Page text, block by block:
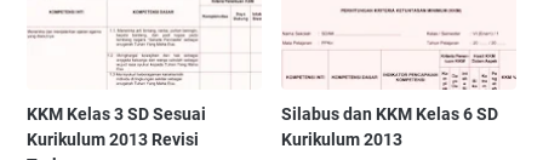
KKM Kelas 3 SD Sesuai
Kurikulum 2013 Revisi
Silabus dan KKM Kelas 6 SD
Kurikulum 2013